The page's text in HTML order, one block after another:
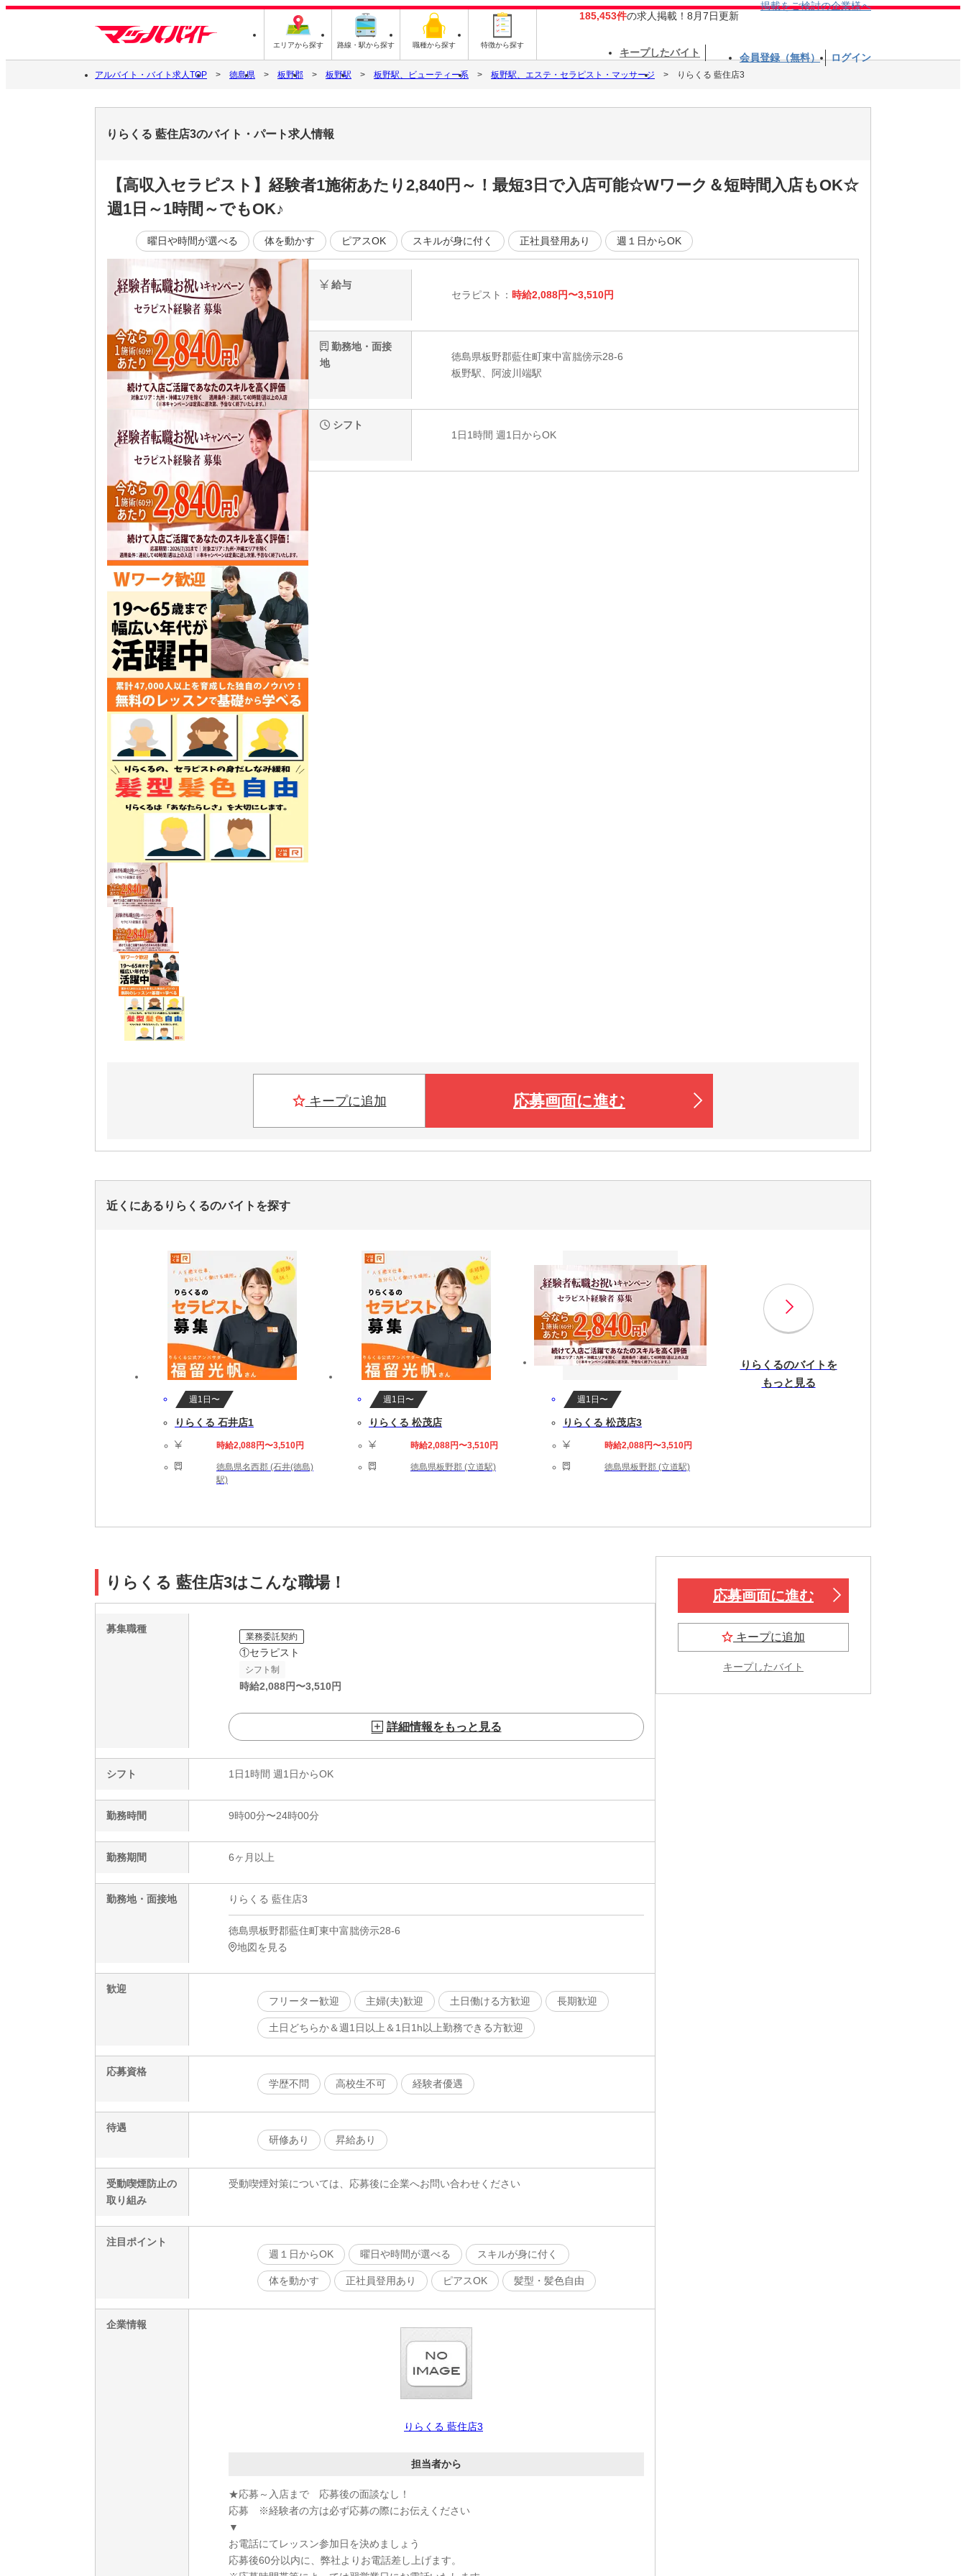
エリアから探す 路線・駅から探す 職種から探す 特徴から探す
185,453件の求人掲載！8月7日更新
掲載をご検討の企業様へ
キープしたバイト 会員登録（無料） ログイン
アルバイト・バイト求人TOP 徳島県 板野郡 板野駅 板野駅、ビューティー系 板野駅、エステ・セラピスト・マッサージ りらくる 藍住店3
りらくる 藍住店3のバイト・パート求人情報
【高収入セラピスト】経験者1施術あたり2,840円～！最短3日で入店可能☆Wワーク＆短時間入店もOK☆
週1日～1時間～でもOK♪
曜日や時間が選べる 体を動かす ピアスOK スキルが身に付く 正社員登用あり 週１日からOK
給与
セラピスト： 時給2,088円〜3,510円
勤務地・面接
地
徳島県板野郡藍住町東中富朏傍示28-6
板野駅、阿波川端駅
シフト
1日1時間 週1日からOK
キープに追加 応募画面に進む
近くにあるりらくるのバイトを探す
週1日〜
りらくる 石井店1
時給2,088円〜3,510円
徳島県名西郡 (石井(徳島)
駅)
週1日〜
りらくる 松茂店
時給2,088円〜3,510円
徳島県板野郡 (立道駅)
週1日〜
りらくる 松茂店3
時給2,088円〜3,510円
徳島県板野郡 (立道駅)
りらくるのバイトを
もっと見る
りらくる 藍住店3はこんな職場！
募集職種
業務委託契約
①セラピスト
シフト制
時給2,088円〜3,510円
詳細情報をもっと見る
シフト 1日1時間 週1日からOK
勤務時間 9時00分〜24時00分
勤務期間 6ヶ月以上
勤務地・面接地 りらくる 藍住店3
徳島県板野郡藍住町東中富朏傍示28-6
地図を見る
歓迎
フリーター歓迎
主婦(夫)歓迎 土日働ける方歓迎 長期歓迎
土日どちらか＆週1日以上＆1日1h以上勤務できる方歓迎
応募資格
学歴不問
高校生不可 経験者優遇
待遇
研修あり
昇給あり
受動喫煙防止の
取り組み
受動喫煙対策については、応募後に企業へお問い合わせください
注目ポイント
週１日からOK
曜日や時間が選べる スキルが身に付く
体を動かす 正社員登用あり ピアスOK 髪型・髪色自由
企業情報
りらくる 藍住店3
担当者から
★応募～入店まで 応募後の面談なし！
応募 ※経験者の方は必ず応募の際にお伝えください
▼
お電話にてレッスン参加日を決めましょう
応募後60分以内に、弊社よりお電話差し上げます。
応募画面に進む
キープに追加
キープしたバイト